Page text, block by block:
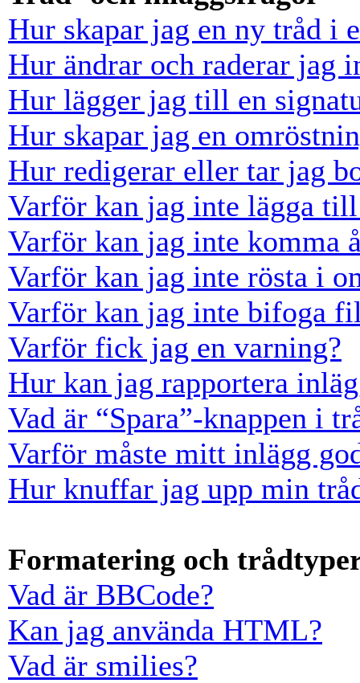
Hur skapar jag en ny tråd i
Hur ändrar och raderar jag
Hur lägger jag till en
Hur skapar jag en
Hur redigerar eller tar jag
Varför kan jag inte lägga
Varför kan jag inte komma
Varför kan jag inte rösta i
Varför kan jag inte bifoga
Varför fick jag en varning?
Hur kan jag rapportera
Vad är “Spara”-knappen i
Varför måste mitt inlägg
Hur knuffar jag upp min
Formatering och
Vad är BBCode?
Kan jag använda HTML?
Vad är smilies?